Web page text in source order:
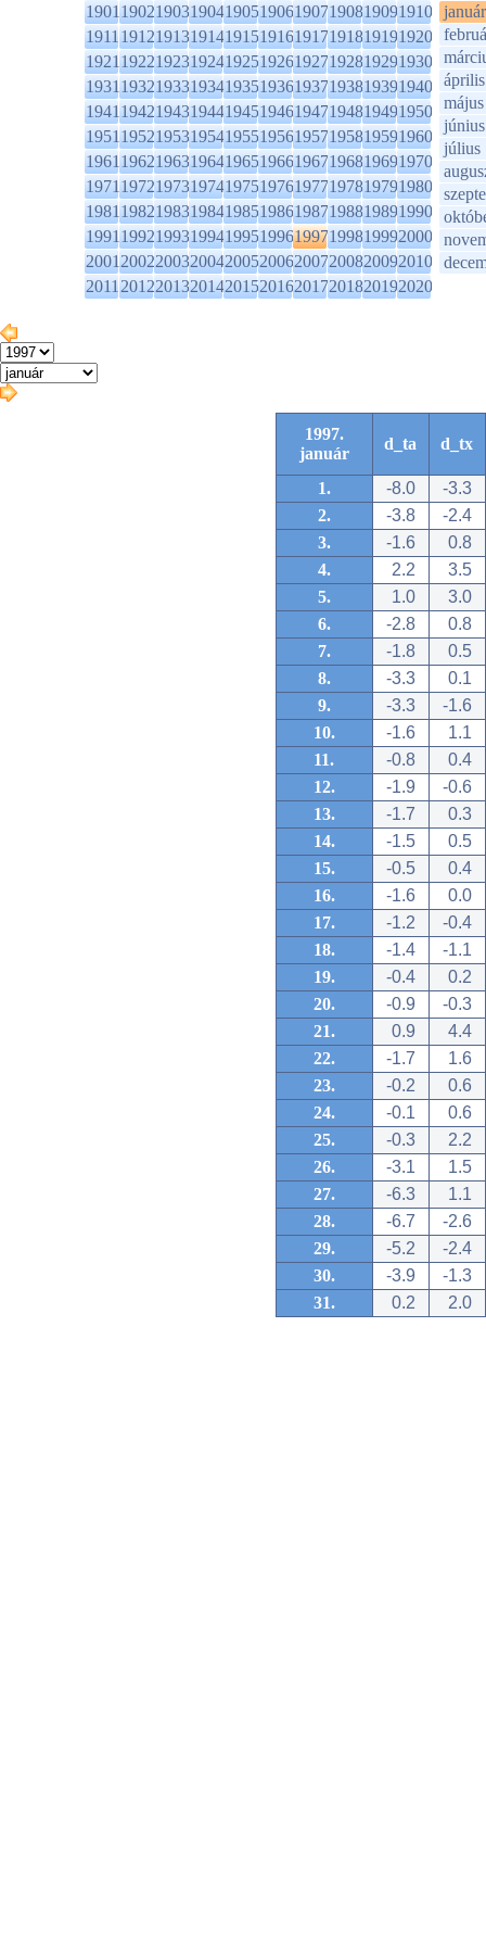
1901190219031904190519061907190819091910
1911191219131914191519161917191819191920
1921192219231924192519261927192819291930
1931193219331934193519361937193819391940
1941194219431944194519461947194819491950
1951195219531954195519561957195819591960
1961196219631964196519661967196819691970
1971197219731974197519761977197819791980
1981198219831984198519861987198819891990
1991199219931994199519961997199819992000
2001200220032004200520062007200820092010
2011201220132014201520162017201820192020
január
április
május
június
július
1997.
január
d_ta d_tx
1. -8.0
-3.3
2.
-3.8
-2.4
3.
-1.6
0.8
4.
2.2
3.5
5.
1.0
3.0
6.
-2.8
0.8
7.
-1.8
0.5
8.
-3.3
0.1
9.
-3.3
-1.6
10.
-1.6
1.1
11.
-0.8
0.4
12.
-1.9
-0.6
13.
-1.7
0.3
14.
-1.5
0.5
15.
-0.5
0.4
16.
-1.6
0.0
17.
-1.2
-0.4
18.
-1.4
-1.1
19.
-0.4
0.2
20.
-0.9
-0.3
21.
0.9
4.4
22.
-1.7
1.6
23.
-0.2
0.6
24.
-0.1
0.6
25.
-0.3
2.2
26.
-3.1
1.5
27.
-6.3
1.1
28.
-6.7
-2.6
29.
-5.2
-2.4
30.
-3.9
-1.3
31.
0.2 2.0